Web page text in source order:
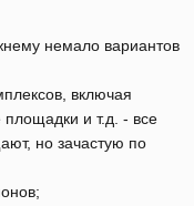
немало вариантов
включая
и т.д. - все
но зачастую по